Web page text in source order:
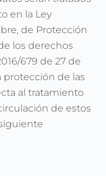
en la Ley
de Protección
los derechos
679 de 27 de
protección de las
al tratamiento
de estos